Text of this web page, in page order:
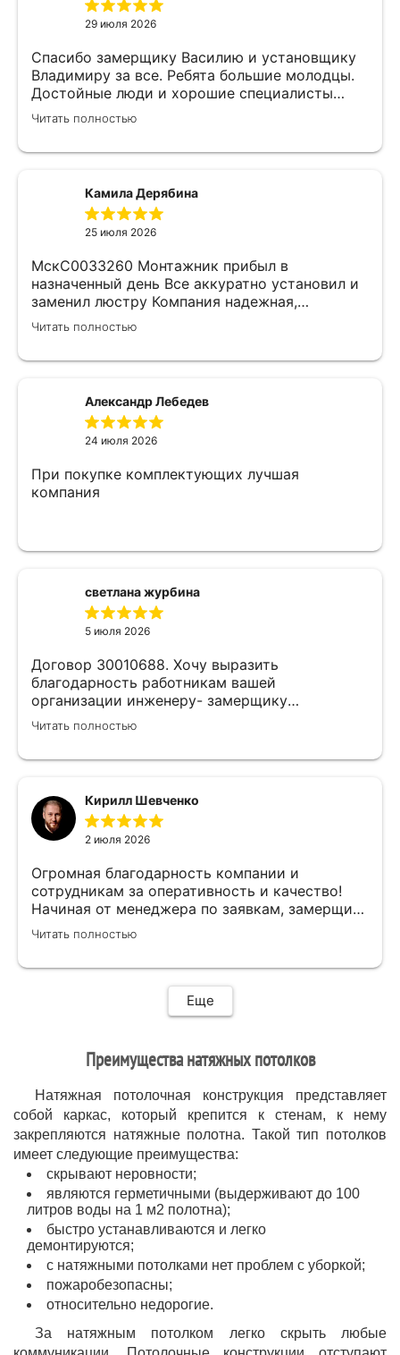
29 июля 2026
Спасибо замерщику Василию и установщику
Владимиру за все. Ребята большие молодцы.
Достойные люди и хорошие специалисты
своего дела. Молодцы просто, нет слов.
Читать полностью
Камила Дерябина
25 июля 2026
МскС0033260 Монтажник прибыл в
назначенный день Все аккуратно установил и
заменил люстру Компания надежная,
изначально был заключен договор с
замерщиком Делают приятные скидки Не
Читать полностью
Александр Лебедев
24 июля 2026
При покупке комплектующих лучшая
компания
светлана журбина
5 июля 2026
Договор 30010688. Хочу выразить
благодарность работникам вашей
организации инженеру- замерщику
Кулабухову Николаю,и мастеру монтажа Илье
.Спасибо за проделанную работу и
быстро,качественно,профессионально сделал
свою работу,убрал за собой ,что очень
приятно.Мне все понравилось .Хорошая
Читать полностью
Кирилл Шевченко
2 июля 2026
Огромная благодарность компании и
сотрудникам за оперативность и качество!
Начиная от менеджера по заявкам, замерщика
и установщиков. Объяснили про полотно и
системы монтажа, дали выбор, сделали
Читать полностью
Еще
Преимущества натяжных потолков
Натяжная потолочная конструкция представляет
собой каркас, который крепится к стенам, к нему
закрепляются натяжные полотна. Такой тип потолков
имеет следующие преимущества:
скрывают неровности;
являются герметичными (выдерживают до 100
литров воды на 1 м2 полотна);
быстро устанавливаются и легко
демонтируются;
с натяжными потолками нет проблем с уборкой;
пожаробезопасны;
относительно недорогие.
За натяжным потолком легко скрыть любые